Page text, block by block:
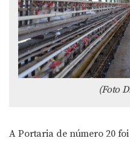
(Foto
A Portaria de número 20